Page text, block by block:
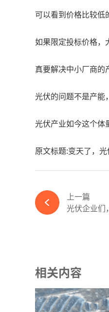
可以看到价格比较低
如果限定投标价格，
真要解决中小厂商的
光伏的问题不是产能
光伏产业如今这个体
原文标题:变天了，光
上一篇
相关内容